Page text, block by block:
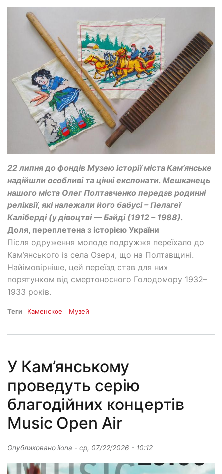
22 липня до фондів Музею історії міста Кам’янське
надійшли особливі та цінні експонати. Мешканець
нашого міста Олег Полтавченко передав родинні
реліквії, які належали його бабусі – Пелагеї
Каліберді (у дівоцтві — Байді (1912 – 1988).
Доля, переплетена з історією України
Після одруження молоде подружжя переїхало до
Кам’янського із села Озери, що на Полтавщині.
Найімовірніше, цей переїзд став для них
порятунком від смертоносного Голодомору 1932–
1933 років.
Теги Каменское Музей
У Кам’янському
проведуть серію
благодійних концертів
Music Open Air
Опубликовано ilona - ср, 07/22/2026 - 10:12